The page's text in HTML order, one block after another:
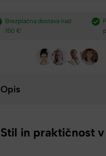
Plačilo po povzetju,
preko paypal-a in kartic.​
Opis
Stil in praktičnost